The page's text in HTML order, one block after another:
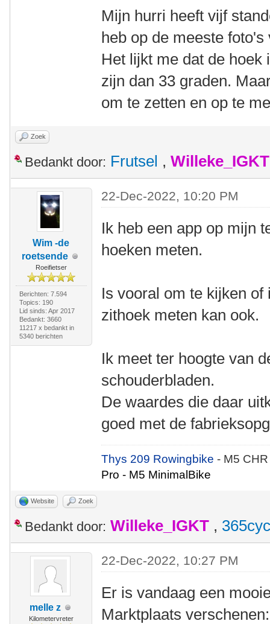
Mijn hurri heeft vijf
heb op de meeste
Het lijkt me dat de hoek
zijn dan 33 graden.
om te zetten en op te
Zoek
Bedankt door: Frutsel , Willeke_IGKT
Wim -de
roetsende
Roeifietser
Berichten: 7.594
Topics: 190
Lid sinds: Apr 2017
Bedankt: 3660
11217 x bedankt in
5340 berichten
22-Dec-2022, 10:20 PM
Ik heb een app op mijn
hoeken meten.
Is vooral om te kijken
zithoek meten kan ook.
Ik meet ter hoogte van
schouderbladen.
De waardes die daar
goed met de
Thys 209 Rowingbike- M5
Pro - M5 MinimalBike
Website Zoek
Bedankt door: Willeke_IGKT ,
melle z
Kilometervreter
22-Dec-2022, 10:27 PM
Er is vandaag een
Marktplaats verschenen: